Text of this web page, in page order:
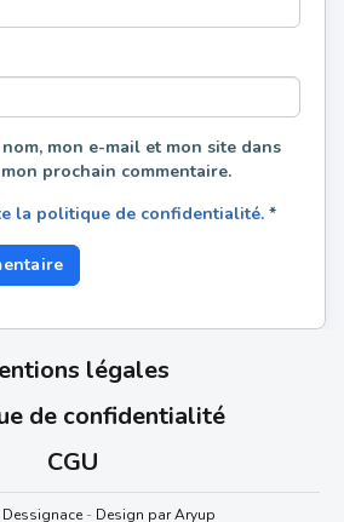
mon e-mail et mon site dans
prochain commentaire.
la politique de confidentialité. *
légales
de confidentialité
CGU
- Design par Aryup